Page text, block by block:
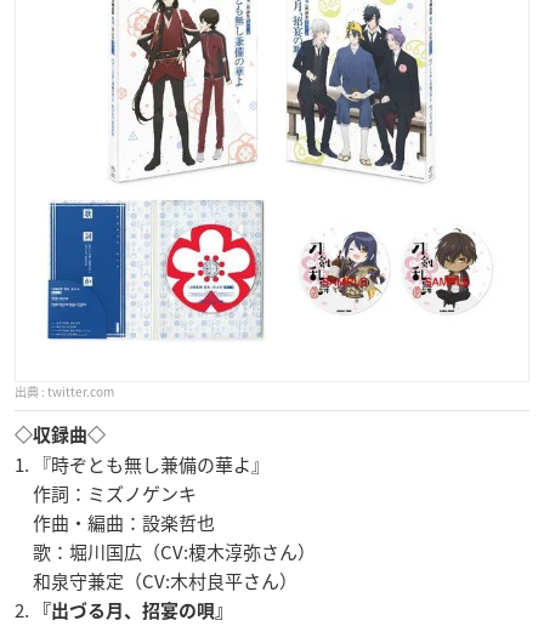
twitter.com
◇収録曲◇
1. 『時ぞとも無し兼備の華よ』
作詞：ミズノゲンキ
作曲・編曲：設楽哲也
歌：堀川国広（CV:榎木淳弥さん）
和泉守兼定（CV:木村良平さん）
2.
『出づる月、招宴の唄』